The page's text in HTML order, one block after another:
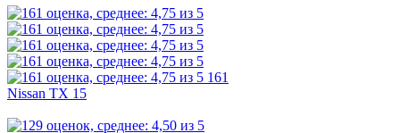
161
Nissan TX 15